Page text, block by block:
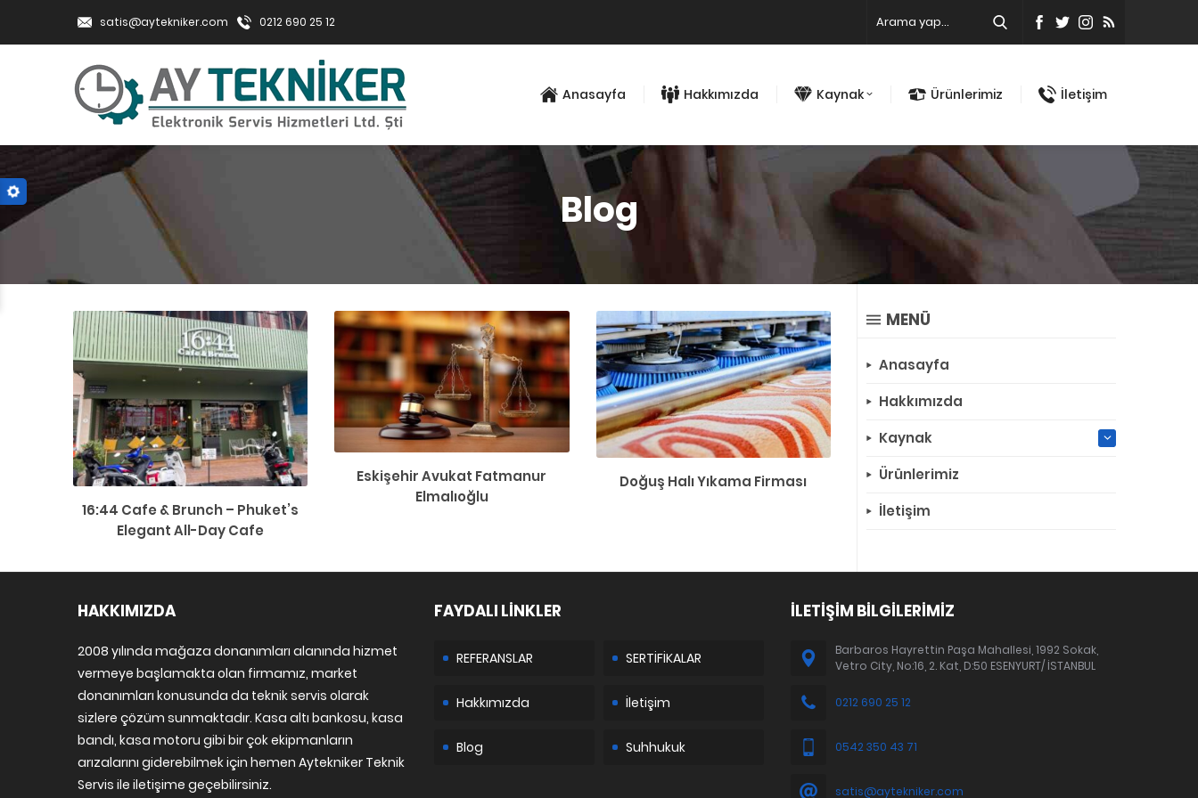
satis@aytekniker.com 0212 690 25 12
Anasayfa Hakkımızda Kaynak Ürünlerimiz İletişim
Blog
16:44 Cafe & Brunch – Phuket’s
Elegant All-Day Cafe
Eskişehir Avukat Fatmanur
Elmalıoğlu
Doğuş Halı Yıkama Firması
MENÜ
Anasayfa
Hakkımızda
Kaynak
Ürünlerimiz
İletişim
HAKKIMIZDA
2008 yılında mağaza donanımları alanında hizmet
vermeye başlamakta olan firmamız, market
donanımları konusunda da teknik servis olarak
sizlere çözüm sunmaktadır. Kasa altı bankosu, kasa
bandı, kasa motoru gibi bir çok ekipmanların
arızalarını giderebilmek için hemen Aytekniker Teknik
Servis ile iletişime geçebilirsiniz.
FAYDALI LİNKLER
REFERANSLAR SERTİFİKALAR
Hakkımızda İletişim
Blog Suhhukuk
İLETİŞİM BİLGİLERİMİZ
Barbaros Hayrettin Paşa Mahallesi, 1992 Sokak,
Vetro City, No:16, 2. Kat, D:50 ESENYURT/ İSTANBUL
0212 690 25 12
0542 350 43 71
satis@aytekniker.com